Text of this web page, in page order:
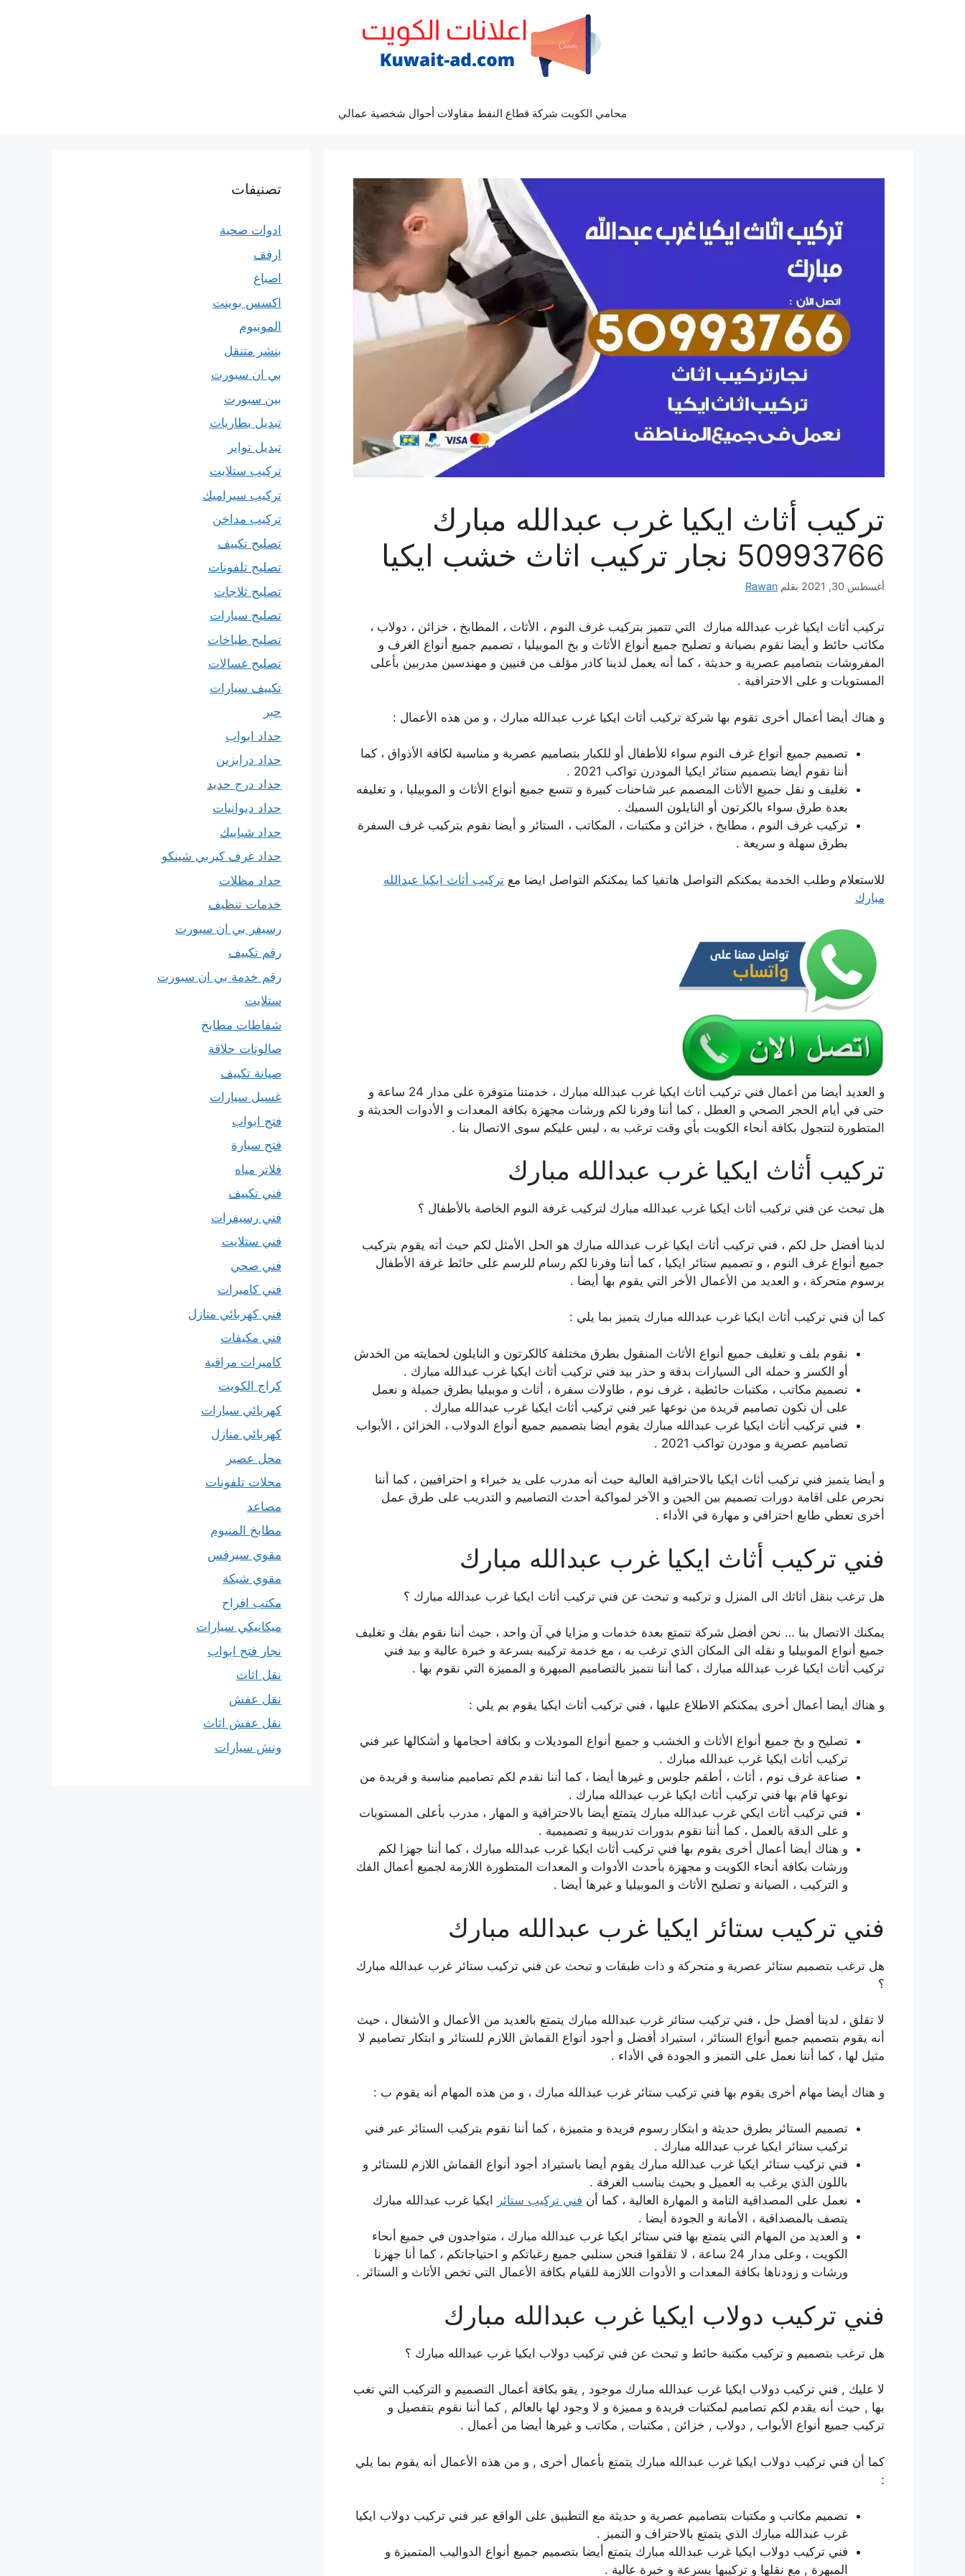
محامي الكويت شركة قطاع النفط مقاولات أحوال شخصية عمالي
تركيب أثاث ايكيا غرب عبدالله مبارك
50993766 نجار تركيب اثاث خشب ايكيا
أغسطس 30, 2021 بقلم Rawan
تركيب أثاث ايكيا غرب عبدالله مبارك التي تتميز بتركيب غرف النوم ، الأثاث ، المطابخ ، خزائن ، دولاب ،
مكاتب حائط و أيضا نقوم بصيانة و تصليح جميع أنواع الأثاث و بخ الموبيليا ، تصميم جميع أنواع الغرف و
المفروشات بتصاميم عصرية و حديثة ، كما أنه يعمل لدينا كادر مؤلف من فنيين و مهندسين مدربين بأعلى
المستويات و على الاحترافية .
و هناك أيضا أعمال أخرى تقوم بها شركة تركيب أثاث ايكيا غرب عبدالله مبارك ، و من هذه الأعمال :
تصميم جميع أنواع غرف النوم سواء للأطفال أو للكبار بتصاميم عصرية و مناسبة لكافة الأذواق ، كما
أننا نقوم أيضا بتصميم ستائر ايكيا المودرن تواكب 2021 .
تغليف و نقل جميع الأثاث المصمم عبر شاحنات كبيرة و تتسع جميع أنواع الأثاث و الموبيليا ، و تغليفه
بعدة طرق سواء بالكرتون أو النايلون السميك .
تركيب غرف النوم ، مطابخ ، خزائن و مكتبات ، المكاتب ، الستائر و أيضا نقوم بتركيب غرف السفرة
بطرق سهلة و سريعة .
للاستعلام وطلب الخدمة يمكنكم التواصل هاتفيا كما يمكنكم التواصل ايضا مع تركيب أثاث ايكيا عبدالله
مبارك
و العديد أيضا من أعمال فني تركيب أثاث ايكيا غرب عبدالله مبارك ، خدمتنا متوفرة على مدار 24 ساعة و
حتى في أيام الحجر الصحي و العطل ، كما أننا وفرنا لكم ورشات مجهزة بكافة المعدات و الأدوات الحديثة و
المتطورة لتتجول بكافة أنحاء الكويت بأي وقت ترغب به ، ليس عليكم سوى الاتصال بنا .
تركيب أثاث ايكيا غرب عبدالله مبارك
هل تبحث عن فني تركيب أثاث ايكيا غرب عبدالله مبارك لتركيب غرفة النوم الخاصة بالأطفال ؟
لدينا أفضل حل لكم ، فني تركيب أثاث ايكيا غرب عبدالله مبارك هو الحل الأمثل لكم حيث أنه يقوم بتركيب
جميع أنواع غرف النوم ، و تصميم ستائر ايكيا ، كما أننا وفرنا لكم رسام للرسم على حائط غرفة الأطفال
برسوم متحركة ، و العديد من الأعمال الأخر التي يقوم بها أيضا .
كما أن فني تركيب أثاث ايكيا غرب عبدالله مبارك يتميز بما يلي :
نقوم بلف و تغليف جميع أنواع الأثاث المنقول بطرق مختلفة كالكرتون و النايلون لحمايته من الخدش
أو الكسر و حمله الى السيارات بدقة و حذر بيد فني تركيب أثاث ايكيا غرب عبدالله مبارك .
تصميم مكاتب ، مكتبات حائطية ، غرف نوم ، طاولات سفرة ، أثاث و موبيليا بطرق جميلة و نعمل
على أن تكون تصاميم فريدة من نوعها عبر فني تركيب أثاث ايكيا غرب عبدالله مبارك .
فني تركيب أثاث ايكيا غرب عبدالله مبارك يقوم أيضا بتصميم جميع أنواع الدولاب ، الخزائن ، الأبواب
تصاميم عصرية و مودرن تواكب 2021 .
و أيضا يتميز فني تركيب أثاث ايكيا بالاحترافية العالية حيث أنه مدرب على يد خبراء و احترافيين ، كما أننا
نحرص على اقامة دورات تصميم بين الحين و الآخر لمواكبة أحدث التصاميم و التدريب على طرق عمل
أخرى تعطي طابع احترافي و مهارة في الأداء .
فني تركيب أثاث ايكيا غرب عبدالله مبارك
هل ترغب بنقل أثاثك الى المنزل و تركيبه و تبحث عن فني تركيب أثاث ايكيا غرب عبدالله مبارك ؟
يمكنك الاتصال بنا … نحن أفضل شركة تتمتع بعدة خدمات و مزايا في آن واحد ، حيث أننا نقوم بفك و تغليف
جميع أنواع الموبيليا و نقله الى المكان الذي ترغب به ، مع خدمة تركيبه بسرعة و خبرة عالية و بيد فني
تركيب أثاث ايكيا غرب عبدالله مبارك ، كما أننا نتميز بالتصاميم المبهرة و المميزة التي نقوم بها .
و هناك أيضا أعمال أخرى يمكنكم الاطلاع عليها ، فني تركيب أثاث ايكيا يقوم بم يلي :
تصليح و بخ جميع أنواع الأثاث و الخشب و جميع أنواع الموديلات و بكافة أحجامها و أشكالها عبر فني
تركيب أثاث ايكيا غرب عبدالله مبارك .
صناعة غرف نوم ، أثاث ، أطقم جلوس و غيرها أيضا ، كما أننا نقدم لكم تصاميم مناسبة و فريدة من
نوعها قام بها فني تركيب أثاث ايكيا غرب عبدالله مبارك .
فني تركيب أثاث ايكي غرب عبدالله مبارك يتمتع أيضا بالاحترافية و المهار ، مدرب بأعلى المستويات
و على الدقة بالعمل ، كما أننا نقوم بدورات تدريبية و تصميمية .
و هناك أيضا أعمال أخرى يقوم بها فني تركيب أثاث ايكيا غرب عبدالله مبارك ، كما أننا جهزا لكم
ورشات بكافة أنحاء الكويت و مجهزة بأحدث الأدوات و المعدات المتطورة اللازمة لجميع أعمال الفك
و التركيب ، الصيانة و تصليح الأثاث و الموبيليا و غيرها أيضا .
فني تركيب ستائر ايكيا غرب عبدالله مبارك
هل ترغب بتصميم ستائر عصرية و متحركة و ذات طبقات و تبحث عن فني تركيب ستائر غرب عبدالله مبارك
؟
لا تقلق ، لدينا أفضل حل ، فني تركيب ستائر غرب عبدالله مبارك يتمتع بالعديد من الأعمال و الأشغال ، حيث
أنه يقوم بتصميم جميع أنواع الستائر ، استيراد أفضل و أجود أنواع القماش اللازم للستائر و ابتكار تصاميم لا
مثيل لها ، كما أننا نعمل على التميز و الجودة في الأداء .
و هناك أيضا مهام أخرى يقوم بها فني تركيب ستائر غرب عبدالله مبارك ، و من هذه المهام أنه يقوم ب :
تصميم الستائر بطرق حديثة و ابتكار رسوم فريدة و متميزة ، كما أننا نقوم بتركيب الستائر عبر فني
تركيب ستائر ايكيا غرب عبدالله مبارك .
فني تركيب ستائر ايكيا غرب عبدالله مبارك يقوم أيضا باستيراد أجود أنواع القماش اللازم للستائر و
باللون الذي يرغب به العميل و بحيث يناسب الغرفة .
نعمل على المصداقية التامة و المهارة العالية ، كما أن فني تركيب ستائر
ايكيا غرب عبدالله مبارك
يتصف بالمصداقية ، الأمانة و الجودة أيضا .
و العديد من المهام التي يتمتع بها فني ستائر ايكيا غرب عبدالله مبارك ، متواجدون في جميع أنحاء
الكويت ، وعلى مدار 24 ساعة ، لا تقلقوا فنحن سنلبي جميع رغباتكم و احتياجاتكم ، كما أنا جهزنا
ورشات و زودناها بكافة المعدات و الأدوات اللازمة للقيام بكافة الأعمال التي تخص الأثاث و الستائر .
فني تركيب دولاب ايكيا غرب عبدالله مبارك
هل ترغب بتصميم و تركيب مكتبة حائط و تبحث عن فني تركيب دولاب ايكيا غرب عبدالله مبارك ؟
لا عليك , فني تركيب دولاب ايكيا غرب عبدالله مبارك موجود , يقو بكافة أعمال التصميم و التركيب التي تغب
بها , حيث أنه يقدم لكم تصاميم لمكتبات فريدة و مميزة و لا وجود لها بالعالم , كما أننا نقوم بتفصيل و
تركيب جميع أنواع الأبواب , دولاب , خزائن , مكتبات , مكاتب و غيرها أيضا من أعمال .
كما أن فني تركيب دولاب ايكيا غرب عبدالله مبارك يتمتع بأعمال أخرى , و من هذه الأعمال أنه يقوم بما يلي
:
تصميم مكاتب و مكتبات بتصاميم عصرية و حديثة مع التطبيق على الواقع عبر فني تركيب دولاب ايكيا
غرب عبدالله مبارك الذي يتمتع بالاحتراف و التميز .
فني تركيب دولاب ايكيا غرب عبدالله مبارك يتمتع أيضا بتصميم جميع أنواع الدواليب المتميزة و
المبهرة , مع نقلها و تركيبها بسرعة و خبرة عالية .
تصنيفات
ادوات صحية
ارفف
اصباغ
اكسس بوينت
المونيوم
بنشر متنقل
بي ان سبورت
بين سبورت
تبديل بطاريات
تبديل تواير
تركيب ستلايت
تركيب سيراميك
تركيب مداخن
تصليح تكييف
تصليح تلفونات
تصليح ثلاجات
تصليح سيارات
تصليح طباخات
تصليح غسالات
تكييف سيارات
حبر
حداد ابواب
حداد درابزين
حداد درج حديد
حداد ديوانيات
حداد شبابيك
حداد غرف كيربي شينكو
حداد مظلات
خدمات تنظيف
رسيفر بي ان سبورت
رقم تكييف
رقم خدمة بي ان سبورت
ستلايت
شفاطات مطابخ
صالونات حلاقة
صيانة تكييف
غسيل سيارات
فتح ابواب
فتح سيارة
فلاتر مياه
فني تكييف
فني رسيفرات
فني ستلايت
فني صحي
فني كاميرات
فني كهربائي منازل
فني مكيفات
كاميرات مراقبة
كراج الكويت
كهربائي سيارات
كهربائي منازل
محل عصير
محلات تلفونات
مصاعد
مطابخ المنيوم
مقوي سيرفس
مقوي شبكة
مكتب افراح
ميكانيكي سيارات
نجار فتح ابواب
نقل اثاث
نقل عفش
نقل عفش اثاث
ونش سيارات